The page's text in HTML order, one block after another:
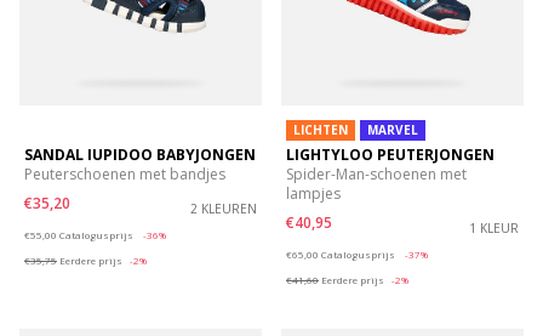
SANDAL IUPIDOO BABYJONGEN
Peuterschoenen met bandjes
€35,20
2 KLEUREN
€55,00 Catalogusprijs
-36%
€35,75 Eerdere prijs -2%
LICHTEN MARVEL
LIGHTYLOO PEUTERJONGEN
Spider-Man-schoenen met
lampjes
€40,95
1 KLEUR
€65,00 Catalogusprijs
-37%
€41,60 Eerdere prijs -2%